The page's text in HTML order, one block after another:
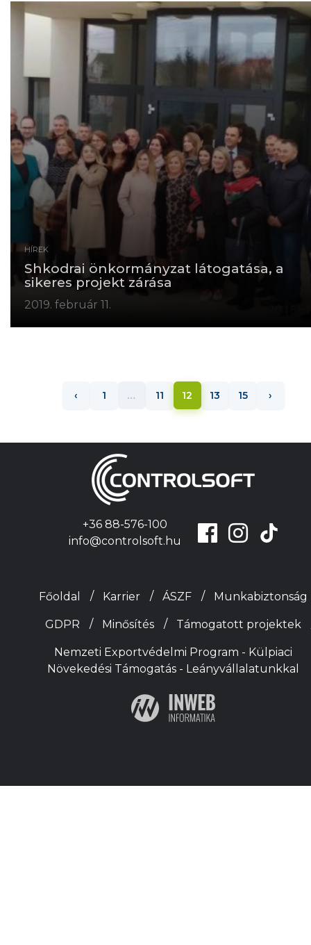
HÍREK
Shkodrai önkormányzat látogatása, a
sikeres projekt zárása
2019. február 11.
‹ 1 … 11 12 13 15 ›
+36 88-576-100
info@controlsoft.hu
Főoldal Karrier ÁSZF Munkabiztonság
GDPR Minősítés Támogatott projektek
Nemzeti Exportvédelmi Program - Külpiaci
Növekedési Támogatás - Leányvállalatunkkal